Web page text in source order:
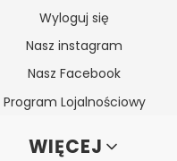
Wyloguj się
Nasz instagram
Nasz Facebook
Program Lojalnościowy
WIĘCEJ